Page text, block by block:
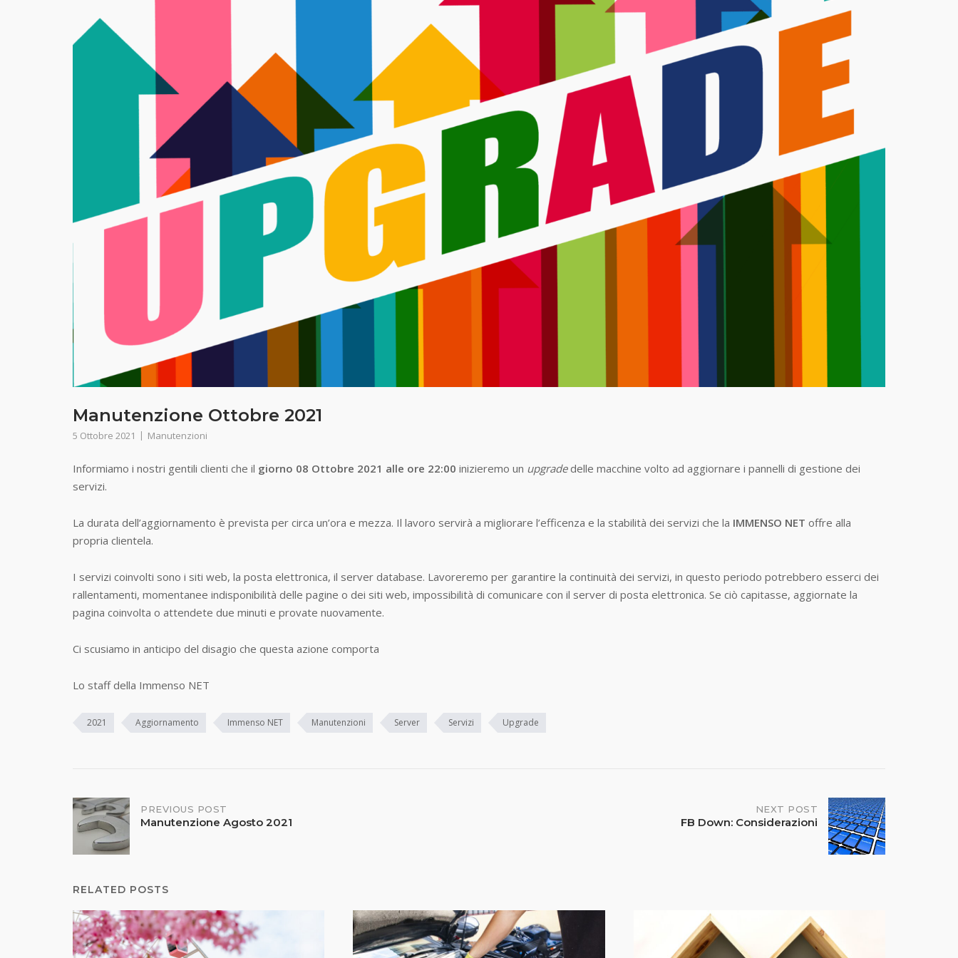
Manutenzione Ottobre 2021
5 Ottobre 2021 Manutenzioni
Informiamo i nostri gentili clienti che il giorno 08 Ottobre 2021 alle ore 22:00 inizieremo un upgradedelle macchine volto ad aggiornare i pannelli di gestione dei
servizi.
La durata dell’aggiornamento è prevista per circa un’ora e mezza. Il lavoro servirà a migliorare l’efficenza e la stabilità dei servizi che la IMMENSO NET offre alla
propria clientela.
I servizi coinvolti sono i siti web, la posta elettronica, il server database. Lavoreremo per garantire la continuità dei servizi, in questo periodo potrebbero esserci dei
rallentamenti, momentanee indisponibilità delle pagine o dei siti web, impossibilità di comunicare con il server di posta elettronica. Se ciò capitasse, aggiornate la
pagina coinvolta o attendete due minuti e provate nuovamente.
Ci scusiamo in anticipo del disagio che questa azione comporta
Lo staff della Immenso NET
2021 Aggiornamento Immenso NET Manutenzioni Server Servizi Upgrade
Post
navigation
PREVIOUS POST
Manutenzione Agosto 2021
NEXT POST
FB Down: Considerazioni
RELATED POSTS